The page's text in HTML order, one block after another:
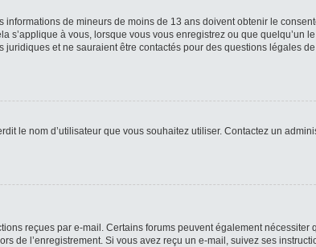
de mineurs de moins de 13 ans doivent obtenir le
s’applique à vous, lorsque vous vous enregistrez ou que quelqu’un
et ne sauraient être contactés pour des questions légales de
le nom d’utilisateur que vous souhaitez utiliser. Contactez un
reçues par e-mail. Certains forums peuvent également nécessiter
de l’enregistrement. Si vous avez reçu un e-mail, suivez ses